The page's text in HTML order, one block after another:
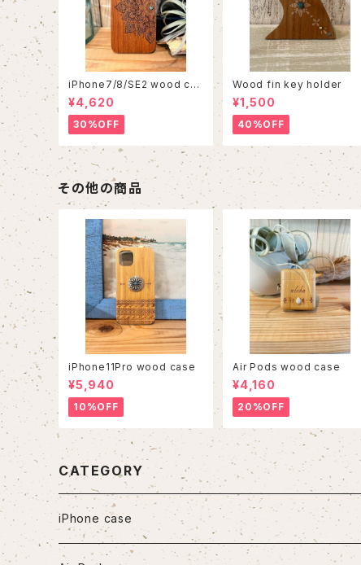
iPhone7/8/SE2 wood cas
e 86
¥4,620
30%OFF
Wood fin key holder
¥1,500
40%OFF
その他の商品
iPhone11Pro wood case
¥5,940
10%OFF
Air Pods wood case
¥4,160
20%OFF
CATEGORY
iPhone case